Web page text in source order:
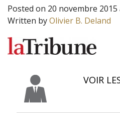
Posted on 20 novembre 2015
Written byOlivier B. Deland
VOIR